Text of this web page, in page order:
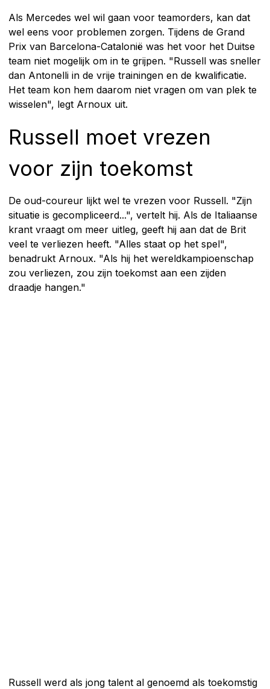
Als Mercedes wel wil gaan voor teamorders, kan dat
wel eens voor problemen zorgen. Tijdens de Grand
Prix van Barcelona-Catalonië was het voor het Duitse
team niet mogelijk om in te grijpen. "Russell was sneller
dan Antonelli in de vrije trainingen en de kwalificatie.
Het team kon hem daarom niet vragen om van plek te
wisselen", legt Arnoux uit.
Russell moet vrezen
voor zijn toekomst
De oud-coureur lijkt wel te vrezen voor Russell. "Zijn
situatie is gecompliceerd...", vertelt hij. Als de Italiaanse
krant vraagt om meer uitleg, geeft hij aan dat de Brit
veel te verliezen heeft. "Alles staat op het spel",
benadrukt Arnoux. "Als hij het wereldkampioenschap
zou verliezen, zou zijn toekomst aan een zijden
draadje hangen."
Russell werd als jong talent al genoemd als toekomstig